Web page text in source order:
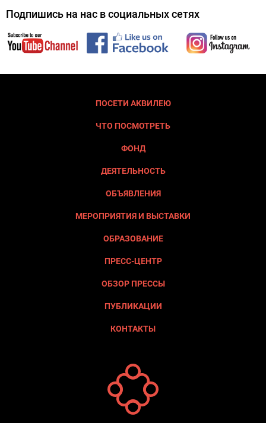
Подпишись на нас в социальных сетях
ПОСЕТИ АКВИЛЕЮ
ЧТО ПОСМОТРЕТЬ
ФОНД
ДЕЯТЕЛЬНОСТЬ
ОБЪЯВЛЕНИЯ
МЕРОПРИЯТИЯ И ВЫСТАВКИ
ОБРАЗОВАНИЕ
ПРЕСС-ЦЕНТР
ОБЗОР ПРЕССЫ
ПУБЛИКАЦИИ
КОНТАКТЫ